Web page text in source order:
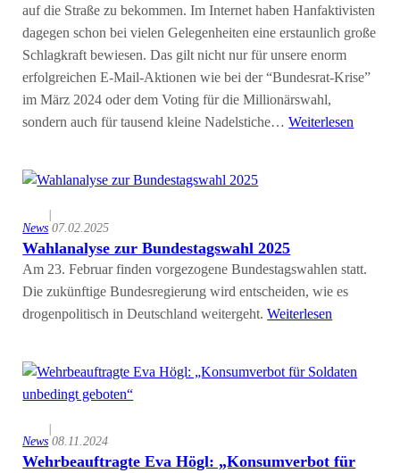
auf die Straße zu bekommen. Im Internet haben Hanfaktivisten
dagegen schon bei vielen Gelegenheiten eine erstaunlich große
Schlagkraft bewiesen. Das gilt nicht nur für unsere enorm
erfolgreichen E-Mail-Aktionen wie bei der “Bundesrat-Krise”
im März 2024 oder dem Voting für die Millionärswahl,
sondern auch für tausend kleine Nadelstiche…Weiterlesen
News
|
07.02.2025
Wahlanalyse zur Bundestagswahl 2025
Am 23. Februar finden vorgezogene Bundestagswahlen statt.
Die zukünftige Bundesregierung wird entscheiden, wie es
drogenpolitisch in Deutschland weitergeht.Weiterlesen
News
|
08.11.2024
Wehrbeauftragte Eva Högl: „Konsumverbot für